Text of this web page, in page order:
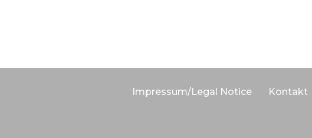
Impressum/Legal Notice Kontakt